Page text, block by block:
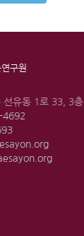
구원
선유동 1로 33, 3층
4692